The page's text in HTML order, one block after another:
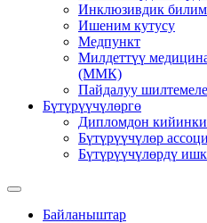
Инклюзивдик билим
Ишеним кутусу
Медпункт
Милдеттүү
(ММК)
Пайдалуу
Бүтүрүүчүлөргө
Дипломдон
Бүтүрүүчүлөр
Бүтүрүүчүлөрдү
Байланыштар